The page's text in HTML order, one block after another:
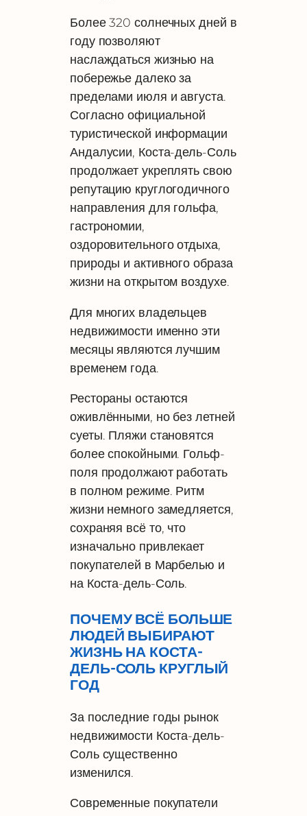
Более 320 солнечных дней в
году позволяют
наслаждаться жизнью на
побережье далеко за
пределами июля и августа.
Согласно официальной
туристической информации
Андалусии, Коста-дель-Соль
продолжает укреплять свою
репутацию круглогодичного
направления для гольфа,
гастрономии,
оздоровительного отдыха,
природы и активного образа
жизни на открытом воздухе.
Для многих владельцев
недвижимости именно эти
месяцы являются лучшим
временем года.
Рестораны остаются
оживлёнными, но без летней
суеты. Пляжи становятся
более спокойными. Гольф-
поля продолжают работать
в полном режиме. Ритм
жизни немного замедляется,
сохраняя всё то, что
изначально привлекает
покупателей в Марбелью и
на Коста-дель-Соль.
ПОЧЕМУ ВСЁ БОЛЬШЕ
ЛЮДЕЙ ВЫБИРАЮТ
ЖИЗНЬ НА КОСТА-
ДЕЛЬ-СОЛЬ КРУГЛЫЙ
ГОД
За последние годы рынок
недвижимости Коста-дель-
Соль существенно
изменился.
Современные покупатели